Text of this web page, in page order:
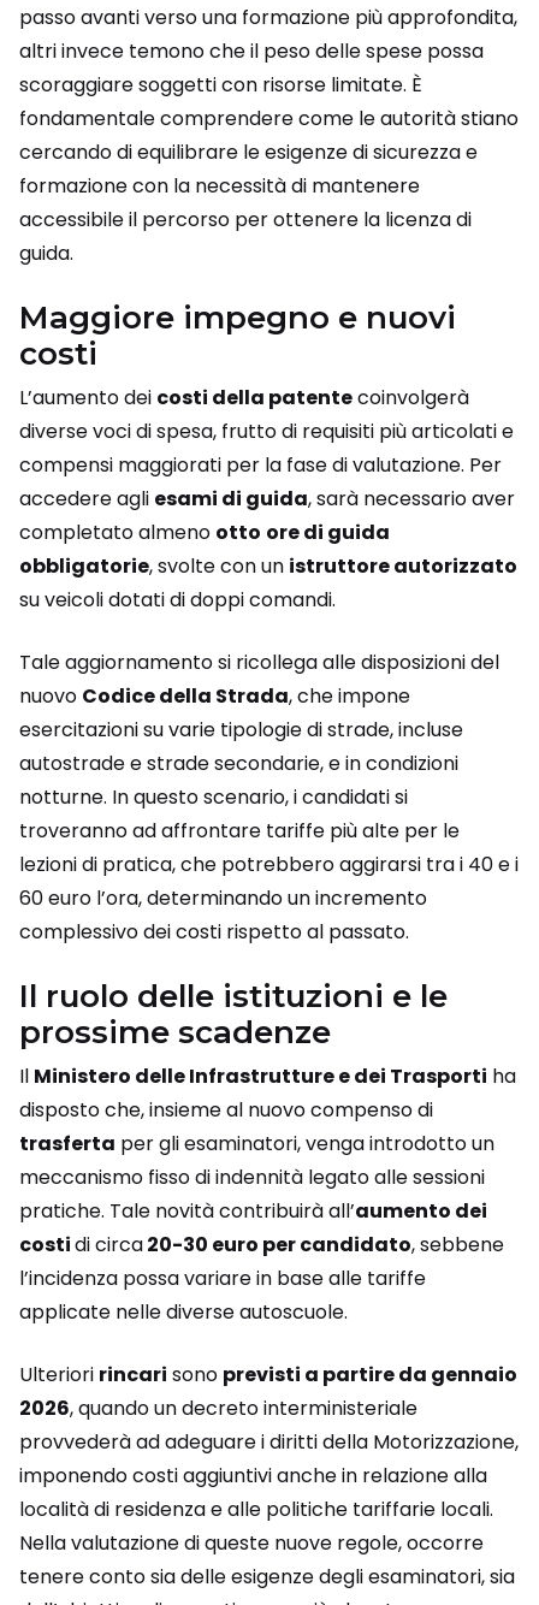
passo avanti verso una formazione più approfondita,
altri invece temono che il peso delle spese possa
scoraggiare soggetti con risorse limitate. È
fondamentale comprendere come le autorità stiano
cercando di equilibrare le esigenze di sicurezza e
formazione con la necessità di mantenere
accessibile il percorso per ottenere la licenza di
guida.
Maggiore impegno e nuovi
costi
L’aumento dei costi della patentecoinvolgerà
diverse voci di spesa, frutto di requisiti più articolati e
compensi maggiorati per la fase di valutazione. Per
accedere agli esami di guida, sarà necessario aver
completato almeno otto ore di guida
obbligatorie, svolte con un istruttore autorizzato
su veicoli dotati di doppi comandi.
Tale aggiornamento si ricollega alle disposizioni del
nuovo Codice della Strada, che impone
esercitazioni su varie tipologie di strade, incluse
autostrade e strade secondarie, e in condizioni
notturne. In questo scenario, i candidati si
troveranno ad affrontare tariffe più alte per le
lezioni di pratica, che potrebbero aggirarsi tra i 40 e i
60 euro l’ora, determinando un incremento
complessivo dei costi rispetto al passato.
Il ruolo delle istituzioni e le
prossime scadenze
Il Ministero delle Infrastrutture e dei Trasporti ha
disposto che, insieme al nuovo compenso di
trasferta per gli esaminatori, venga introdotto un
meccanismo fisso di indennità legato alle sessioni
pratiche. Tale novità contribuirà all’aumento dei
costidi circa20-30 euro per candidato, sebbene
l’incidenza possa variare in base alle tariffe
applicate nelle diverse autoscuole.
Ulteriori rincari sono previsti a partire da gennaio
2026, quando un decreto interministeriale
provvederà ad adeguare i diritti della Motorizzazione,
imponendo costi aggiuntivi anche in relazione alla
località di residenza e alle politiche tariffarie locali.
Nella valutazione di queste nuove regole, occorre
tenere conto sia delle esigenze degli esaminatori, sia